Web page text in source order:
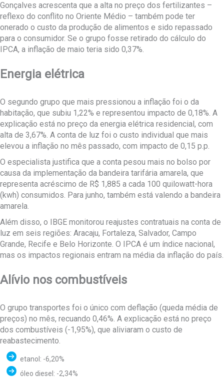
Gonçalves acrescenta que a alta no preço dos fertilizantes –
reflexo do conflito no Oriente Médio – também pode ter
onerado o custo da produção de alimentos e sido repassado
para o consumidor. Se o grupo fosse retirado do cálculo do
IPCA, a inflação de maio teria sido 0,37%.
Energia elétrica
O segundo grupo que mais pressionou a inflação foi o da
habitação, que subiu 1,22% e representou impacto de 0,18%. A
explicação está no preço da energia elétrica residencial, com
alta de 3,67%. A conta de luz foi o custo individual que mais
elevou a inflação no mês passado, com impacto de 0,15 p.p.
O especialista justifica que a conta pesou mais no bolso por
causa da implementação da bandeira tarifária amarela, que
representa acréscimo de R$ 1,885 a cada 100 quilowatt-hora
(kwh) consumidos. Para junho, também está valendo a bandeira
amarela.
Além disso, o IBGE monitorou reajustes contratuais na conta de
luz em seis regiões: Aracaju, Fortaleza, Salvador, Campo
Grande, Recife e Belo Horizonte. O IPCA é um índice nacional,
mas os impactos regionais entram na média da inflação do país.
Alívio nos combustíveis
O grupo transportes foi o único com deflação (queda média de
preços) no mês, recuando 0,46%. A explicação está no preço
dos combustíveis (-1,95%), que aliviaram o custo de
reabastecimento.
etanol: -6,20%
óleo diesel: -2,34%